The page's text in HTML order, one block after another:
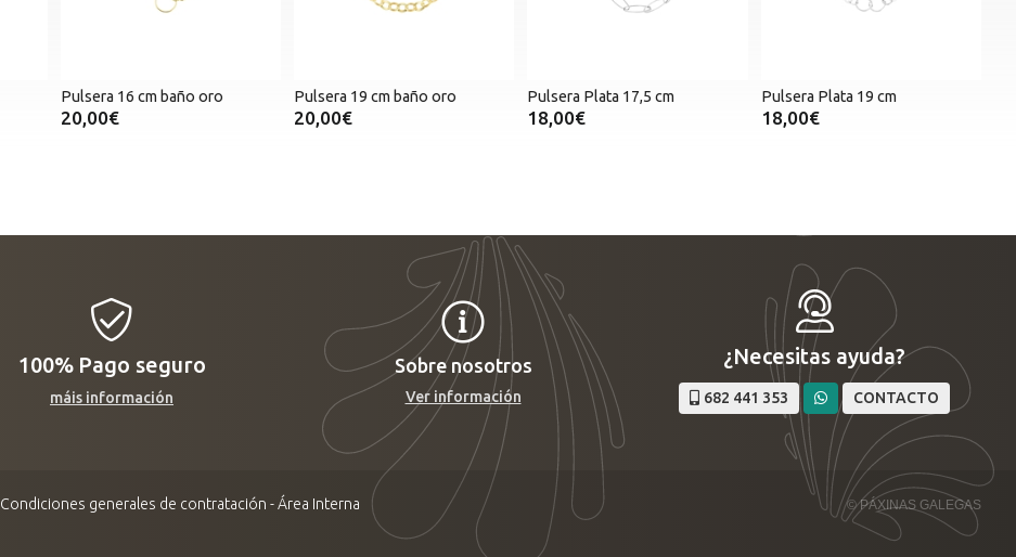
Pulsera 16 cm baño oro
20,00€
Pulsera 19 cm baño oro
20,00€
Pulsera Plata 17,5 cm
18,00€
Pulsera Plata 19 cm
18,00€
100% Pago seguro
máis información
Sobre nosotros
Ver información
¿Necesitas ayuda?
682 441 353 CONTACTO
Condiciones generales de contratación -Área Interna © PÁXINAS GALEGAS